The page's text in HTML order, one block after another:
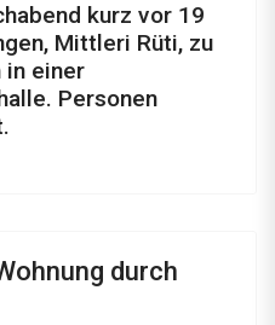
kurz vor 19
Mittleri Rüti, zu
in einer
Personen
durch